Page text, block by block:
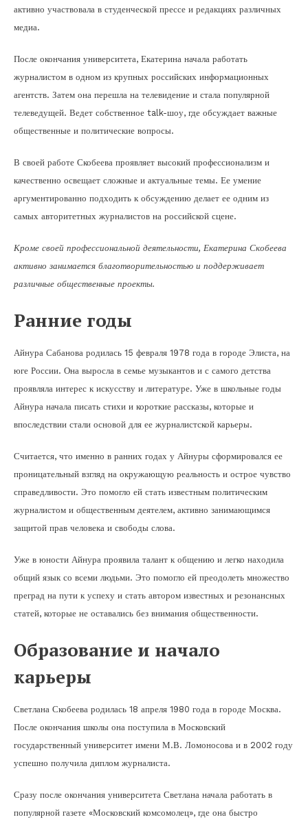
активно участвовала в студенческой прессе и редакциях различных
медиа.
После окончания университета, Екатерина начала работать
журналистом в одном из крупных российских информационных
агентств. Затем она перешла на телевидение и стала популярной
телеведущей. Ведет собственное talk-шоу, где обсуждает важные
общественные и политические вопросы.
В своей работе Скобеева проявляет высокий профессионализм и
качественно освещает сложные и актуальные темы. Ее умение
аргументированно подходить к обсуждению делает ее одним из
самых авторитетных журналистов на российской сцене.
Кроме своей профессиональной деятельности, Екатерина Скобеева
активно занимается благотворительностью и поддерживает
различные общественные проекты.
Ранние годы
Айнура Сабанова родилась 15 февраля 1978 года в городе Элиста, на
юге России. Она выросла в семье музыкантов и с самого детства
проявляла интерес к искусству и литературе. Уже в школьные годы
Айнура начала писать стихи и короткие рассказы, которые и
впоследствии стали основой для ее журналистской карьеры.
Считается, что именно в ранних годах у Айнуры сформировался ее
проницательный взгляд на окружающую реальность и острое чувство
справедливости. Это помогло ей стать известным политическим
журналистом и общественным деятелем, активно занимающимся
защитой прав человека и свободы слова.
Уже в юности Айнура проявила талант к общению и легко находила
общий язык со всеми людьми. Это помогло ей преодолеть множество
преград на пути к успеху и стать автором известных и резонансных
статей, которые не оставались без внимания общественности.
Образование и начало
карьеры
Светлана Скобеева родилась 18 апреля 1980 года в городе Москва.
После окончания школы она поступила в Московский
государственный университет имени М.В. Ломоносова и в 2002 году
успешно получила диплом журналиста.
Сразу после окончания университета Светлана начала работать в
популярной газете «Московский комсомолец», где она быстро